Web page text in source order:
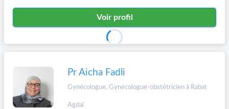
Voir profil
Pr Aicha Fadli
Gynécologue, Gynécologue-obstétricien à Rabat
Agdal